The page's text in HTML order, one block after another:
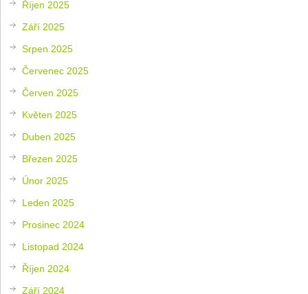
Říjen 2025
Září 2025
Srpen 2025
Červenec 2025
Červen 2025
Květen 2025
Duben 2025
Březen 2025
Únor 2025
Leden 2025
Prosinec 2024
Listopad 2024
Říjen 2024
Září 2024